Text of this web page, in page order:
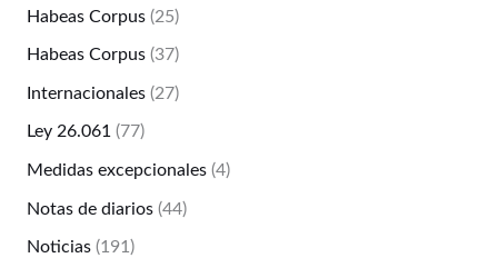
Habeas Corpus(25)
Habeas Corpus(37)
Internacionales(27)
Ley 26.061(77)
Medidas excepcionales(4)
Notas de diarios(44)
Noticias(191)